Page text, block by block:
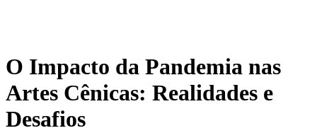
O Impacto da Pandemia nas
Artes Cênicas: Realidades e
Desafios